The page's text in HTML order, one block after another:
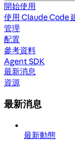
開始使用
使用 Claude Code
管理
配置
參考資料
Agent SDK
最新消息
資源
最新消息
最新動態